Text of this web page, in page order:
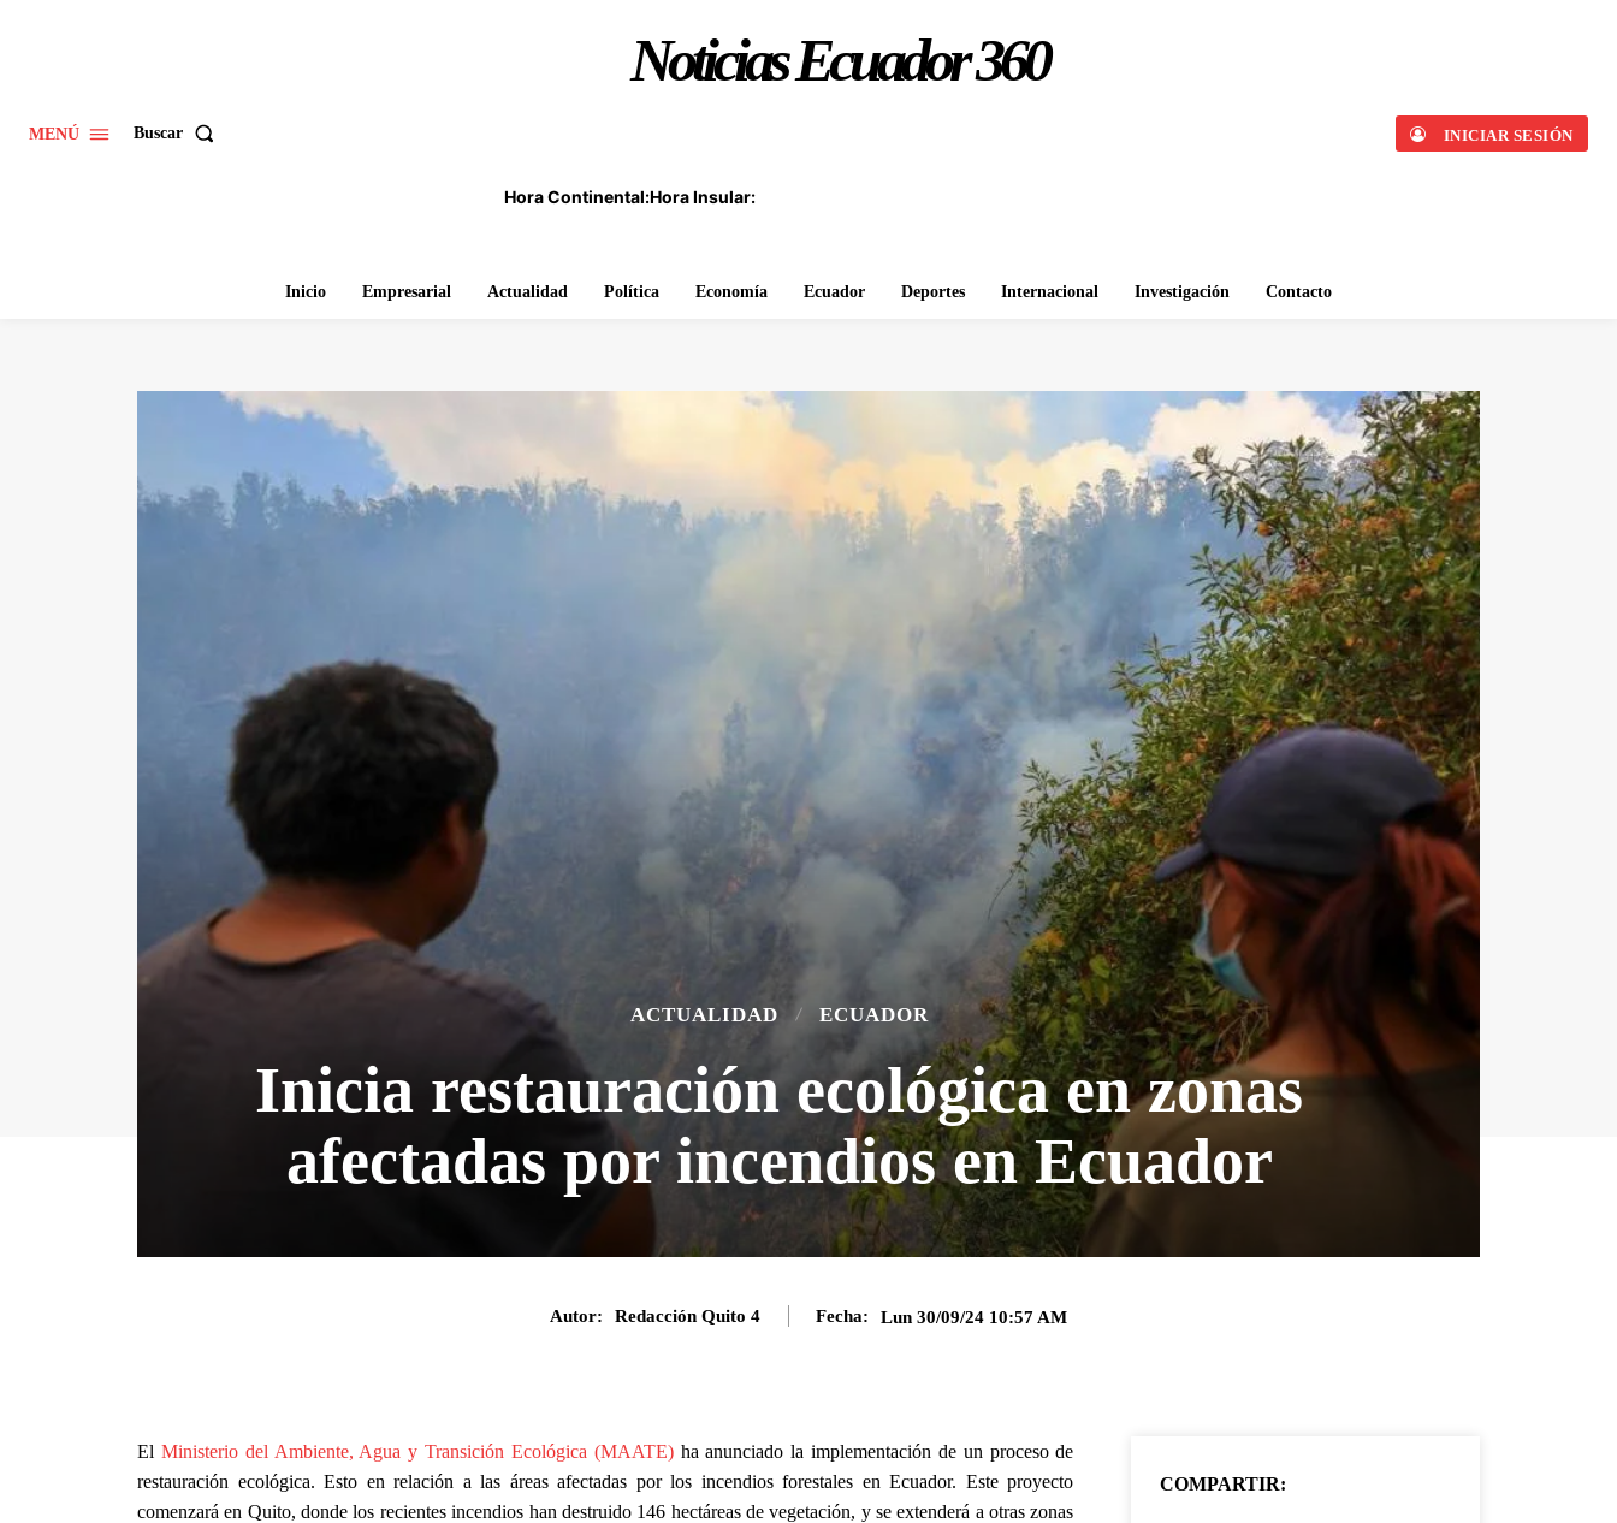
MENÚ Buscar
Noticias Ecuador 360
Hora Continental:Hora Insular:
INICIAR SESIÓN
Inicio Empresarial Actualidad Política Economía Ecuador Deportes Internacional Investigación Contacto
ACTUALIDAD ECUADOR
Inicia restauración ecológica en zonas
afectadas por incendios en Ecuador
Autor: Redacción Quito 4 Fecha: Lun 30/09/24 10:57 AM
El Ministerio del Ambiente, Agua y Transición Ecológica (MAATE)ha anunciado la implementación de un proceso de
restauración ecológica. Esto en relación a las áreas afectadas por los incendios forestales en Ecuador. Este proyecto
comenzará en Quito, donde los recientes incendios han destruido 146 hectáreas de vegetación, y se extenderá a otras zonas
COMPARTIR: